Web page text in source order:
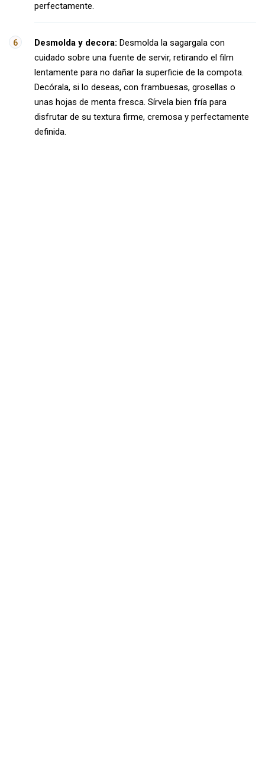
perfectamente.
Desmolda y decora: Desmolda la sagargala con
cuidado sobre una fuente de servir, retirando el film
lentamente para no dañar la superficie de la compota.
Decórala, si lo deseas, con frambuesas, grosellas o
unas hojas de menta fresca. Sírvela bien fría para
disfrutar de su textura firme, cremosa y perfectamente
definida.